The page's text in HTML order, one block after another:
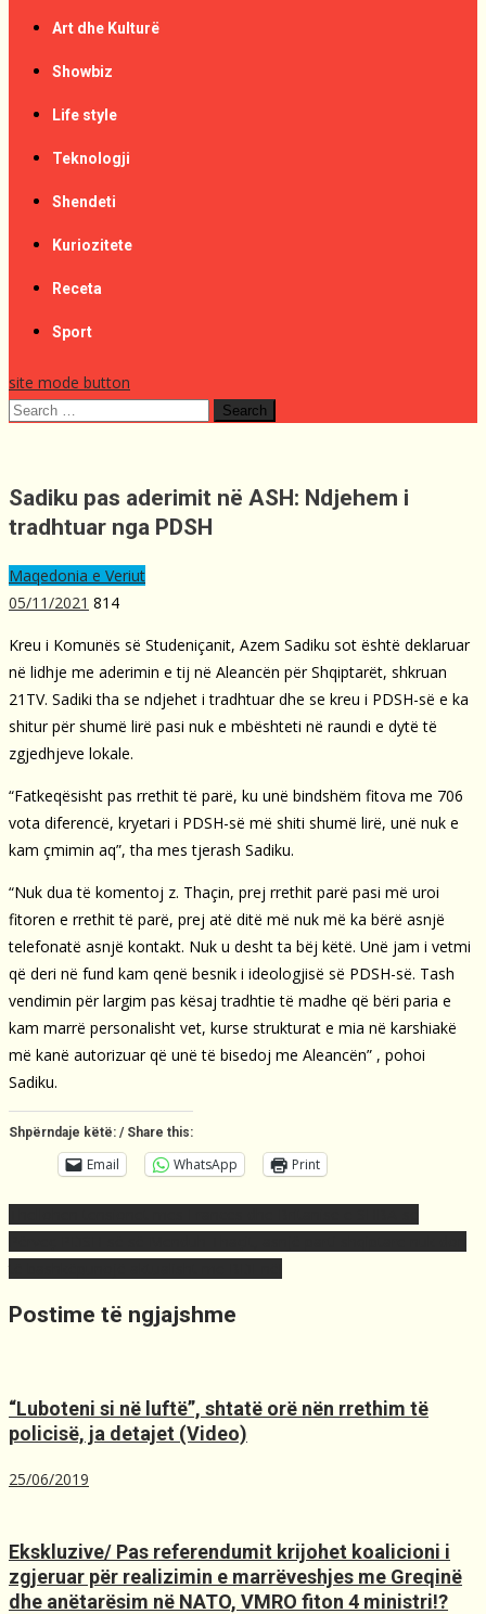
Art dhe Kulturë
Showbiz
Life style
Teknologji
Shendeti
Kuriozitete
Receta
Sport
site mode button
Search
Sadiku pas aderimit në ASH: Ndjehem i
tradhtuar nga PDSH
Maqedonia e Veriut
05/11/2021 814
Kreu i Komunës së Studeniçanit, Azem Sadiku sot është deklaruar
në lidhje me aderimin e tij në Aleancën për Shqiptarët, shkruan
21TV. Sadiki tha se ndjehet i tradhtuar dhe se kreu i PDSH-së e ka
shitur për shumë lirë pasi nuk e mbështeti në raundi e dytë të
zgjedhjeve lokale.
“Fatkeqësisht pas rrethit të parë, ku unë bindshëm fitova me 706
vota diferencë, kryetari i PDSH-së më shiti shumë lirë, unë nuk e
kam çmimin aq”, tha mes tjerash Sadiku.
“Nuk dua të komentoj z. Thaçin, prej rrethit parë pasi më uroi
fitoren e rrethit të parë, prej atë ditë më nuk më ka bërë asnjë
telefonatë asnjë kontakt. Nuk u desht ta bëj këtë. Unë jam i vetmi
që deri në fund kam qenë besnik i ideologjisë së PDSH-së. Tash
vendimin për largim pas kësaj tradhtie të madhe që bëri paria e
kam marrë personalisht vet, kurse strukturat e mia në karshiakë
më kanë autorizuar që unë të bisedoj me Aleancën” , pohoi
Sadiku.
Shpërndaje këtë: / Share this:
Email WhatsApp Print
Postime të ngjajshme
“Luboteni si në luftë”, shtatë orë nën rrethim të
policisë, ja detajet (Video)
25/06/2019
Ekskluzive/ Pas referendumit krijohet koalicioni i
zgjeruar për realizimin e marrëveshjes me Greqinë
dhe anëtarësim në NATO, VMRO fiton 4 ministri!?